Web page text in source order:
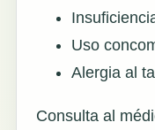
Uso
Alergia al
Consulta al